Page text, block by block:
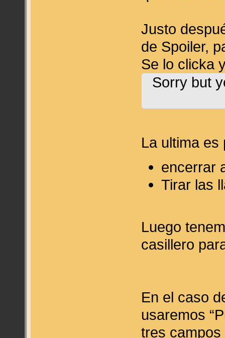
Justo
de Spoiler,
Se lo clicka
Sorry but
La ultima es
encerrar
Tirar las
Luego
casillero
En el caso
usaremos
tres